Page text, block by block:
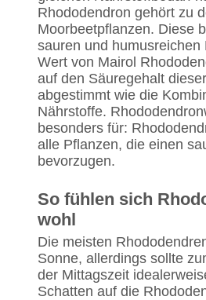
Rhododendron gehört zu
Moorbeetpflanzen. Diese
sauren und humusreichen
Wert von Mairol
auf den Säuregehalt
abgestimmt wie die
Nährstoffe.
besonders für:
alle Pflanzen, die einen
bevorzugen.
So fühlen sich
wohl
Die meisten
Sonne, allerdings sollte
der Mittagszeit
Schatten auf die